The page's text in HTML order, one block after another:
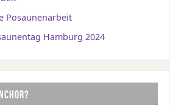
Posaunenarbeit
Hamburg 2024